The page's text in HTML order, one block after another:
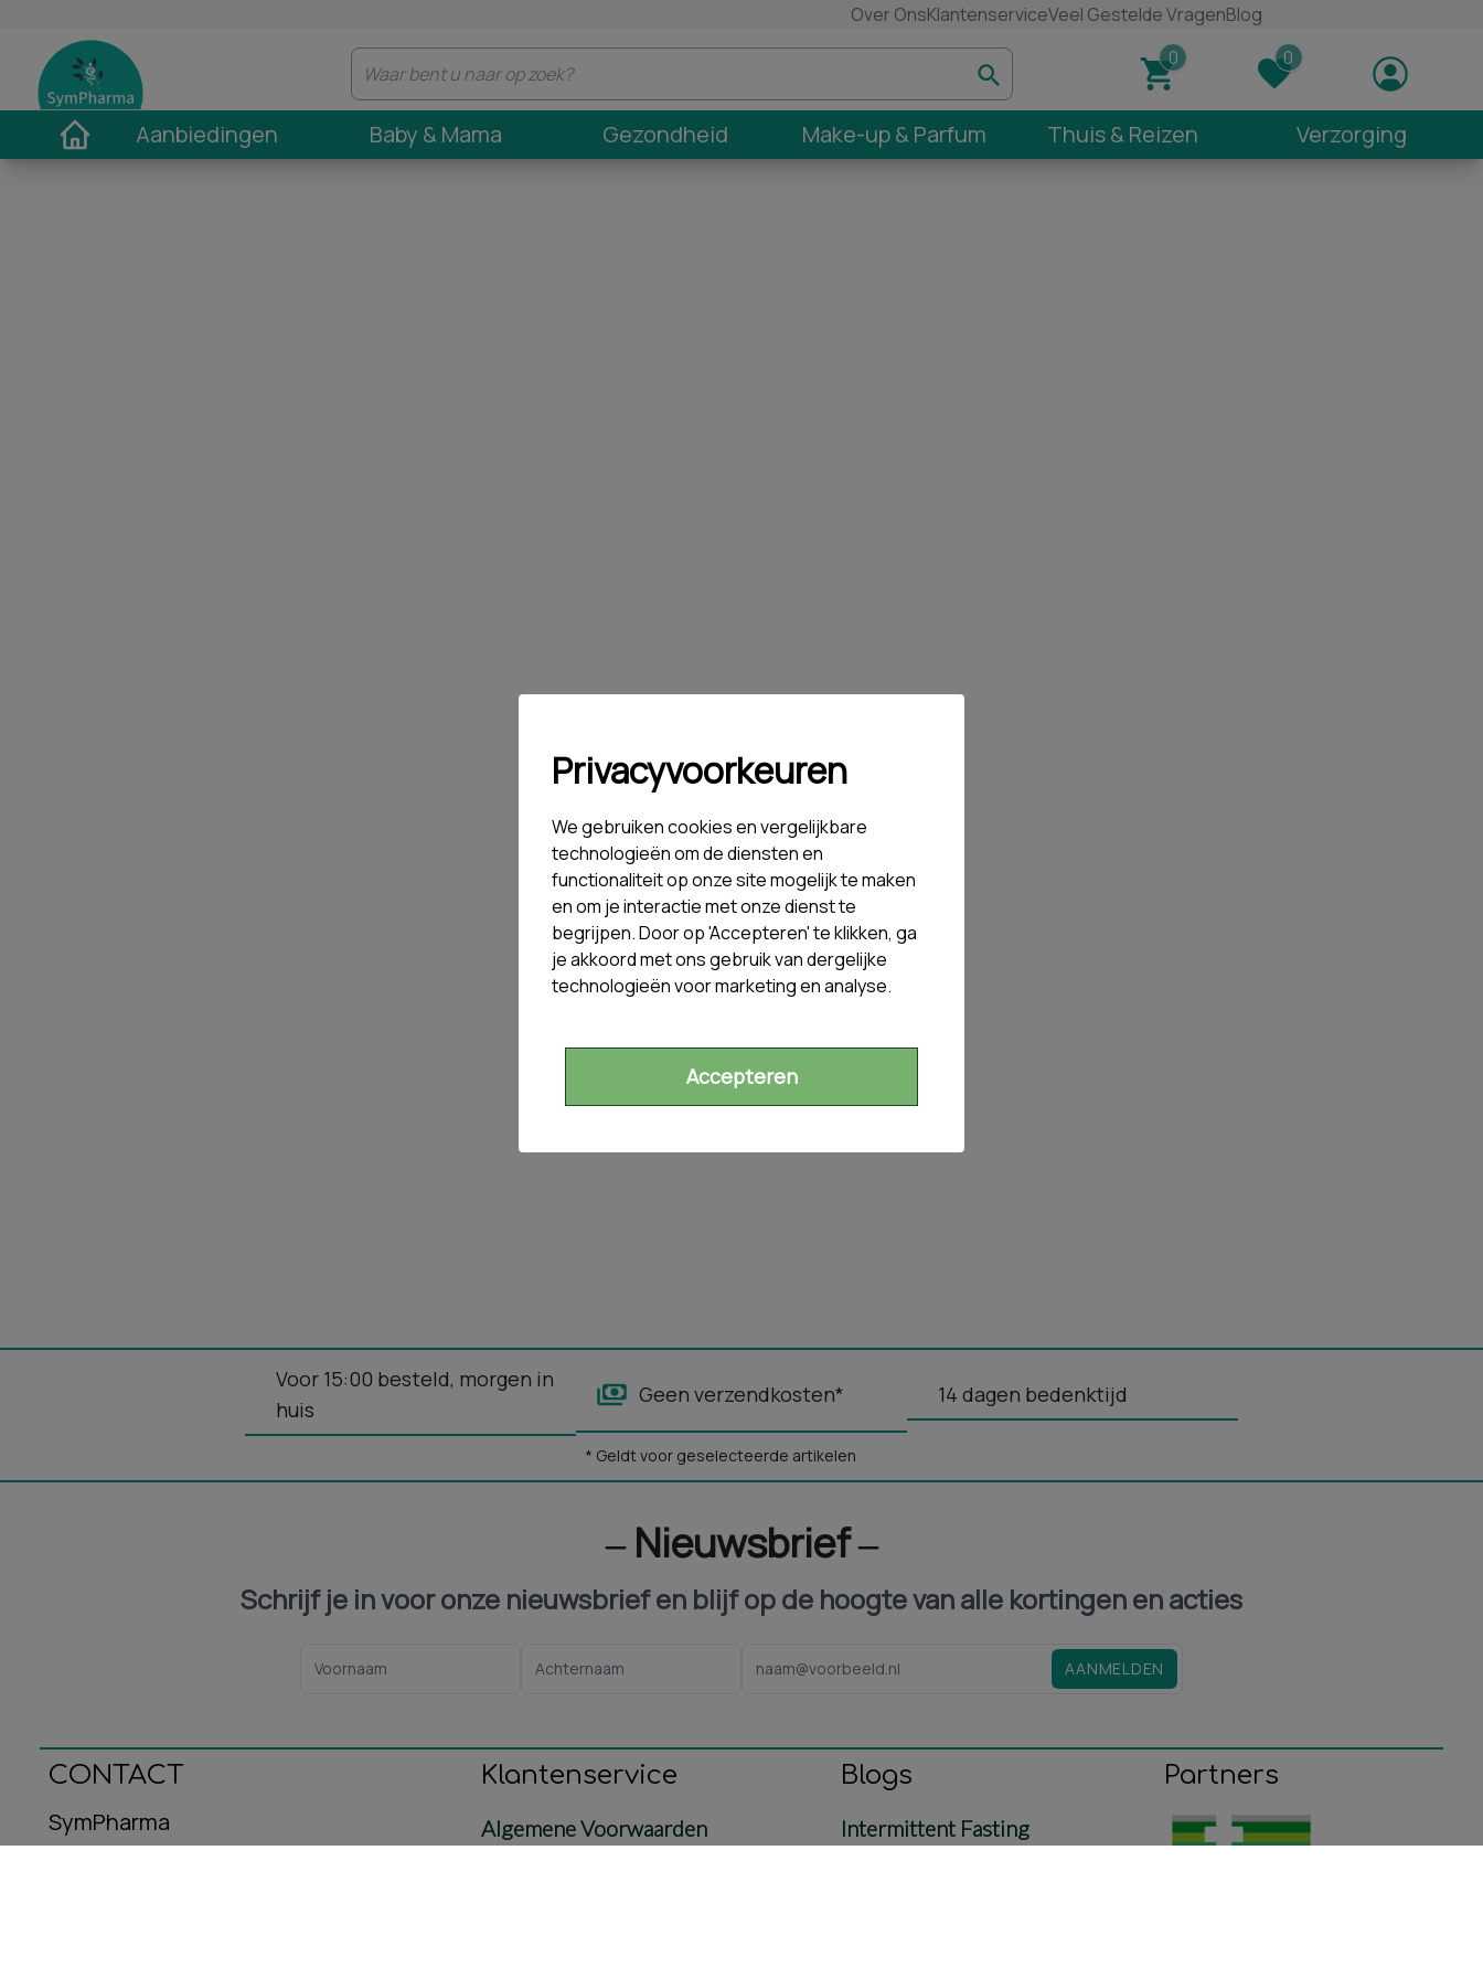
Over OnsKlantenserviceVeel Gestelde VragenBlog
Aanbiedingen Baby & Mama Gezondheid Make-up & Parfum Thuis & Reizen Verzorging
Privacyvoorkeuren
We gebruiken cookies en vergelijkbare
technologieën om de diensten en
functionaliteit op onze site mogelijk te maken
en om je interactie met onze dienst te
begrijpen. Door op 'Accepteren' te klikken, ga
je akkoord met ons gebruik van dergelijke
technologieën voor marketing en analyse.
Accepteren
Voor 15:00 besteld, morgen in
huis
Geen verzendkosten* 14 dagen bedenktijd
* Geldt voor geselecteerde artikelen
‒ Nieuwsbrief ‒
Schrijf je in voor onze nieuwsbrief en blijf op de hoogte van alle kortingen en acties
AANMELDEN
CONTACT
SymPharma
Oeralstraat 12
Klantenservice
Algemene Voorwaarden
Blogs
Intermittent Fasting
Partners